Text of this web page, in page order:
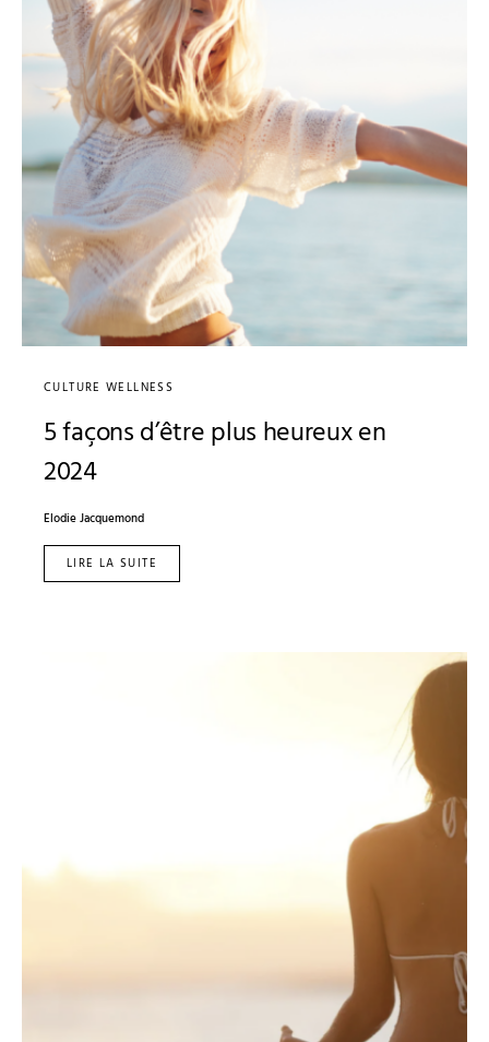
CULTURE WELLNESS
5 façons d’être plus heureux en
2024
Elodie Jacquemond
LIRE LA SUITE